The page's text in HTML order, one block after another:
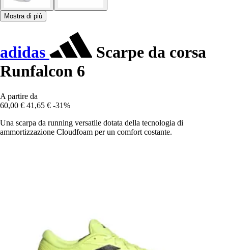
Mostra di più
adidas
Scarpe da corsa
Runfalcon 6
A partire da
60,00 € 41,65 € -31%
Una scarpa da running versatile dotata della tecnologia di
ammortizzazione Cloudfoam per un comfort costante.